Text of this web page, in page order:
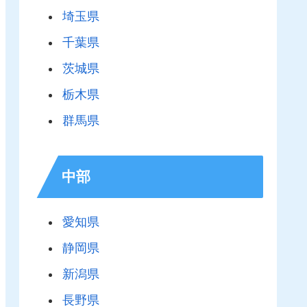
埼玉県
千葉県
茨城県
栃木県
群馬県
中部
愛知県
静岡県
新潟県
長野県